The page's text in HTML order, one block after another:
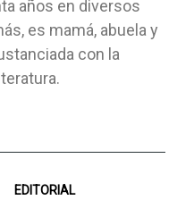
años en diversos
es mamá, abuela y
con la
EDITORIAL